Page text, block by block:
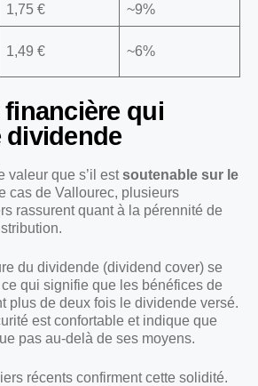
1,75 € ~9%
1,49 € ~6%
qui
dividende
valeur que s’il estsoutenable sur le
cas de Vallourec, plusieurs
rassurent quant à la pérennité de
du dividende (dividend cover) se
qui signifie que les bénéfices de
plus de deux fois le dividende versé.
est confortable et indique que
pas au-delà de ses moyens.
récents confirment cette solidité.